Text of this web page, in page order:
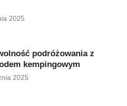
2025
podróżowania z
kempingowym
2025